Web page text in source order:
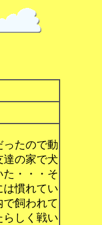
たので動
の家で犬
・・・そ
は慣れてい
飼われて
らしく戦い